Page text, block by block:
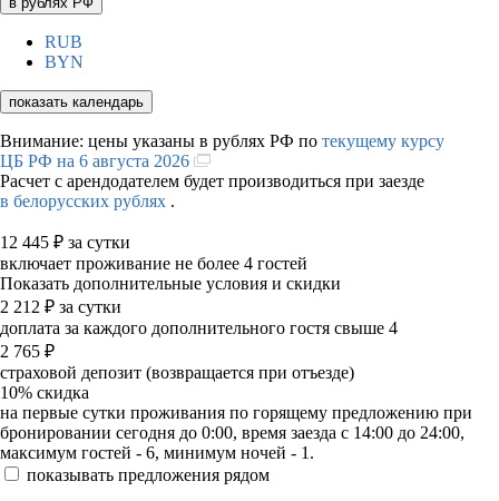
RUB
BYN
показать календарь
Внимание: цены указаны в рублях РФ по текущему курсу
ЦБ РФ на 6 августа 2026
Расчет с арендодателем будет производиться при заезде
в белорусских рублях .
12 445 ₽ за сутки
включает проживание не более 4 гостей
Показать дополнительные условия и скидки
2 212 ₽ за сутки
доплата за каждого дополнительного гостя свыше 4
2 765 ₽
страховой депозит (возвращается при отъезде)
10% скидка
на первые сутки проживания по горящему предложению при
бронировании сегодня до 0:00, время заезда с 14:00 до 24:00,
максимум гостей - 6, минимум ночей - 1.
показывать предложения рядом